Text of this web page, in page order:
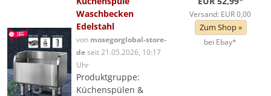
Waschbecken
Edelstahl
von mosegorglobal-store-
deseit 21.05.2026, 10:17
Uhr
Produktgruppe:
Küchenspülen &
Versand: EUR 0,00
Zum Shop »
bei Ebay*